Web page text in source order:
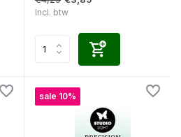
Incl. btw
sale 10%